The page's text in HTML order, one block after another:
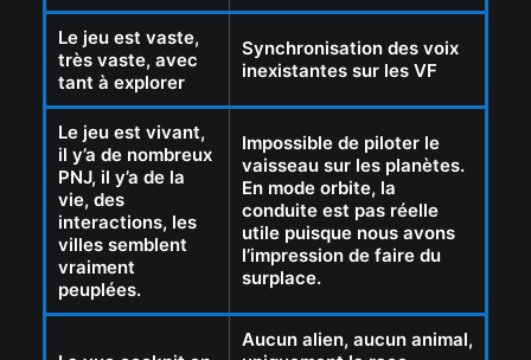
Le jeu est vaste,
très vaste, avec
tant à explorer
Synchronisation des voix
inexistantes sur les VF
Le jeu est vivant,
il y’a de nombreux
PNJ, il y’a de la
vie, des
interactions, les
villes semblent
vraiment
peuplées.
Impossible de piloter le
vaisseau sur les planètes.
En mode orbite, la
conduite est pas réelle
utile puisque nous avons
l’impression de faire du
surplace.
Aucun alien, aucun animal,